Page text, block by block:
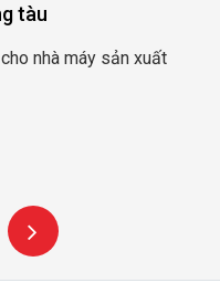
tàu
nhà máy sản xuất